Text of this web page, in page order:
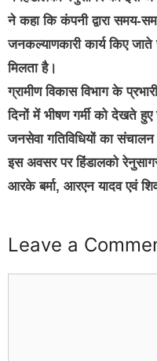
ने कहा कि कंपनी द्वारा समय-
जनकल्याणकारी कार्य किए
मिलता है।
ग्रामीण विकास विभाग के
दिनों में भीषण गर्मी को देखते
जनसेवा गतिविधियों का संचालन
इस अवसर पर हिंडालको
आरके बर्मा, आरएन यादव एवं
Leave a